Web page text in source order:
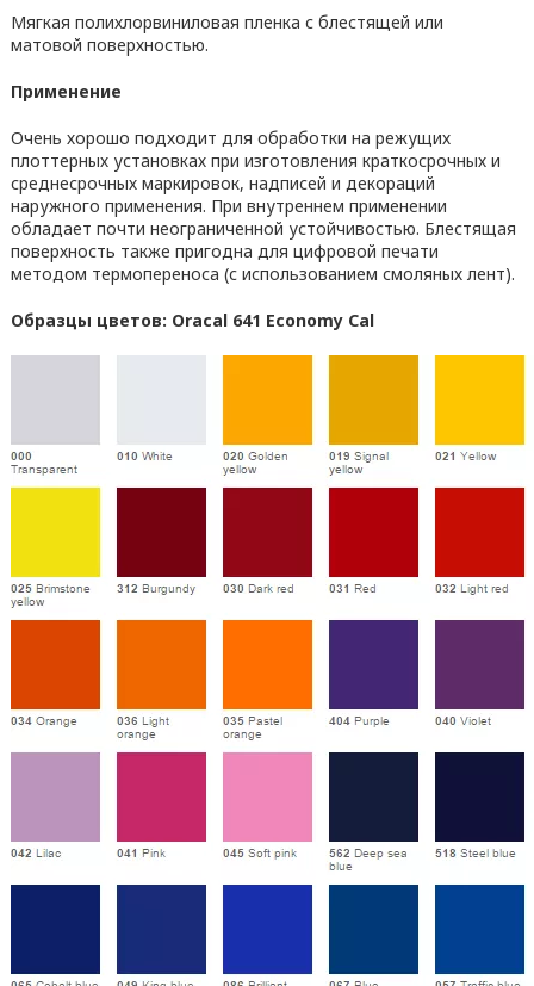
Мягкая полихлорвиниловая пленка с блестящей или
матовой поверхностью.
Применение
Очень хорошо подходит для обработки на режущих
плоттерных установках при изготовления краткосрочных и
среднесрочных маркировок, надписей и декораций
наружного применения. При внутреннем применении
обладает почти неограниченной устойчивостью. Блестящая
поверхность также пригодна для цифровой печати
методом термопереноса (с использованием смоляных лент).
Образцы цветов: Oracal 641 Economy Cal